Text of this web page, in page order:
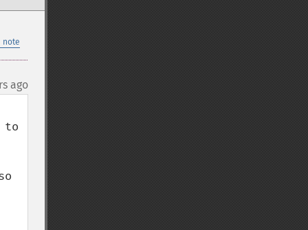
note
ago
to